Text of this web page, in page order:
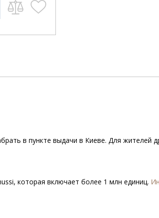
в пункте выдачи в Киеве. Для жителей
которая включает более 1 млн единиц.